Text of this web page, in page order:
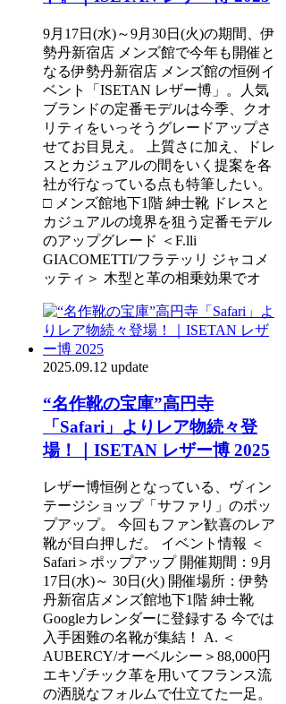
9月17日(水)～9月30日(火)の期間、伊
勢丹新宿店 メンズ館で今年も開催と
なる伊勢丹新宿店 メンズ館の恒例イ
ベント「ISETAN レザー博」。人気
ブランドの定番モデルは今季、クオ
リティをいっそうグレードアップさ
せてお目見え。 上質さに加え、ドレ
スとカジュアルの間をいく提案を各
社が行なっている点も特筆したい。
□ メンズ館地下1階 紳士靴 ドレスと
カジュアルの境界を狙う定番モデル
のアップグレード ＜F.lli
GIACOMETTI/フラテッリ ジャコメ
ッティ＞ 木型と革の相乗効果でオ
2025.09.12 update
“名作靴の宝庫”高円寺
「Safari」よりレア物続々登
場！｜ISETAN レザー博 2025
レザー博恒例となっている、ヴィン
テージショップ「サファリ」のポッ
プアップ。 今回もファン歓喜のレア
靴が目白押しだ。 イベント情報 ＜
Safari＞ポップアップ 開催期間：9月
17日(水)～ 30日(火) 開催場所：伊勢
丹新宿店メンズ館地下1階 紳士靴
Googleカレンダーに登録する 今では
入手困難の名靴が集結！ A. ＜
AUBERCY/オーベルシー＞88,000円
エキゾチック革を用いてフランス流
の洒脱なフォルムで仕立てた一足。